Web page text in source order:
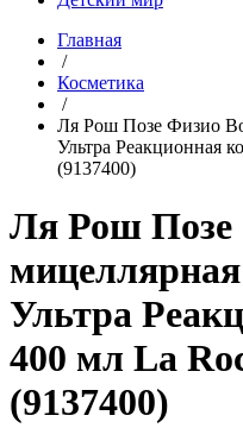
Главная
/
Косметика
/
Ля Рош Позе Физио
Ультра Реакционная
(9137400)
Ля Рош Позе
Ультра
400 мл La
(9137400)